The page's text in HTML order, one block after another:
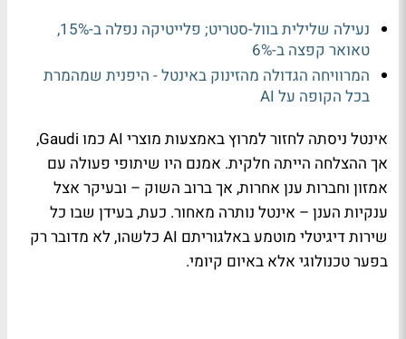
נעילה שלילית בוול-סטריט; פלייטיקה נפלה ב-15%,
טאואר קפצה ב-6%
המרוויחה הגדולה מהזינוק באינטל - היפנית שמהמרת
בכל הקופה על AI
אינטל ניסתה לחזור למרוץ באמצעות מוצרי AI כמו Gaudi,
אך ההצלחה הייתה חלקית. אמנם היו שיתופי פעולה עם
אמזון וחברות ענן אחרות, אך ברוב השוק – ובעיקר אצל
ענקיות הענן – אינטל נותרה מאחור. כעת, בעידן שבו כל
שירות דיגיטלי מוטמע באלגוריתם AI כלשהו, לא מדובר רק
בפער טכנולוגי אלא באיום קיומי.